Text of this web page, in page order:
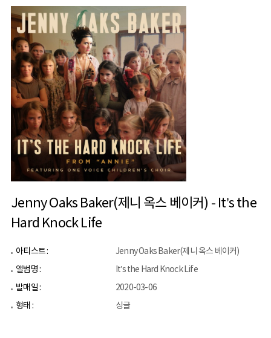
Jenny Oaks Baker(제니 옥스 베이커) - It’s the
Hard Knock Life
아티스트 :
Jenny Oaks Baker(제니 옥스 베이커)
앨범명 :
It’s the Hard Knock Life
발매일 :
2020-03-06
형태 :
싱글